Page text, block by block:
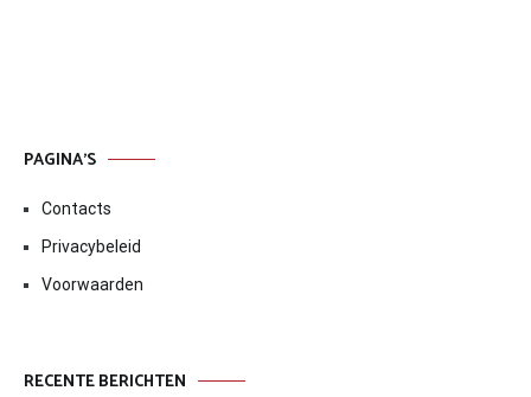
PAGINA’S
Contacts
Privacybeleid
Voorwaarden
RECENTE BERICHTEN